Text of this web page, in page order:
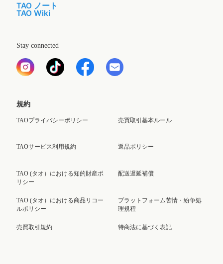
TAO ノート
TAO Wiki
Stay connected
規約
TAOプライバシーポリシー
TAOサービス利用規約
TAO (タオ）における知的財産ポ
リシー
TAO (タオ）における商品リコー
ルポリシー
売買取引規約
売買取引基本ルール
返品ポリシー
配送遅延補償
プラットフォーム苦情・紛争処
理規程
特商法に基づく表記